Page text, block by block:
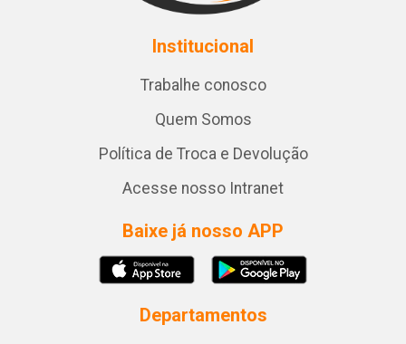
Institucional
Trabalhe conosco
Quem Somos
Política de Troca e Devolução
Acesse nosso Intranet
Baixe já nosso APP
Departamentos